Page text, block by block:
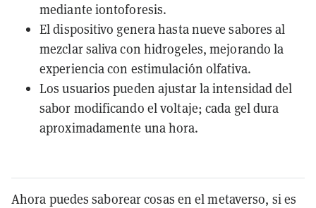
mediante iontoforesis.
El dispositivo genera hasta nueve sabores al
mezclar saliva con hidrogeles, mejorando la
experiencia con estimulación olfativa.
Los usuarios pueden ajustar la intensidad del
sabor modificando el voltaje; cada gel dura
aproximadamente una hora.
Ahora puedes saborear cosas en el metaverso, si es